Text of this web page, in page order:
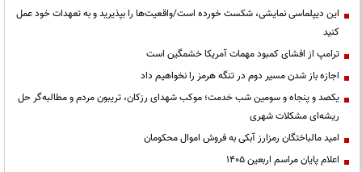
این دیپلماسی نمایشی، شکست خورده است/واقعیت‌ها را بپذیرید و به تعهدات خود عمل
کنید
ترامپ از افشای کمبود مهمات آمریکا خشمگین است
اجازه باز شدن مسیر دوم در تنگه هرمز را نخواهیم داد
یکصد و پنجاه و سومین شب خدمت؛ موکب شهدای رزکان، تریبون مردم و مطالبه‌گر حل
ریشه‌ای مشکلات شهری
امید مالباختگان رمزارز آبکی به فروش اموال محکومان
اعلام پایان مراسم اربعین ۱۴۰۵